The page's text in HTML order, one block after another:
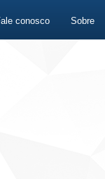
conosco Sobre